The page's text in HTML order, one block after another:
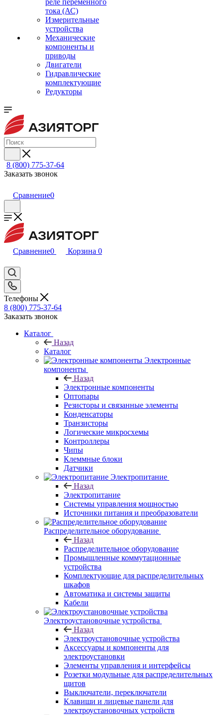
реле переменного
тока (АС)
Измерительные
устройства
Механические
компоненты и
приводы
Двигатели
Гидравлические
комплектующие
Редукторы
8 (800) 775-37-64
Заказать звонок
Сравнение0
Сравнение0 Корзина 0
Телефоны
8 (800) 775-37-64
Заказать звонок
Каталог
Назад
Каталог
Электронные
компоненты
Назад
Электронные компоненты
Оптопары
Резисторы и связанные элементы
Конденсаторы
Транзисторы
Логические микросхемы
Контроллеры
Чипы
Клеммные блоки
Датчики
Электропитание
Назад
Электропитание
Системы управления мощностью
Источники питания и преобразователи
Распределительное оборудование
Назад
Распределительное оборудование
Промышленные коммутационные
устройства
Комплектующие для распределительных
шкафов
Автоматика и системы защиты
Кабели
Электроустановочные устройства
Назад
Электроустановочные устройства
Аксессуары и компоненты для
электроустановки
Элементы управления и интерфейсы
Розетки модульные для распределительных
щитов
Выключатели, переключатели
Клавиши и лицевые панели для
электроустановочных устройств